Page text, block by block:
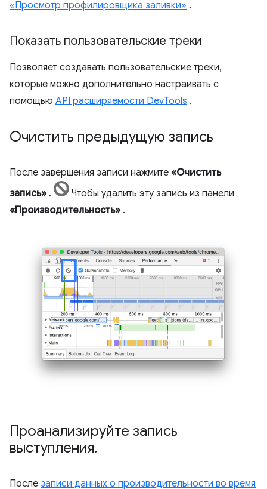
«Просмотр профилировщика заливки» .
Показать пользовательские треки
Позволяет создавать пользовательские треки,
которые можно дополнительно настраивать с
помощью API расширяемости DevTools .
Очистить предыдущую запись
После завершения записи нажмите «Очистить
запись» .
Чтобы удалить эту запись из панели
«Производительность» .
Проанализируйте запись
выступления.
После записи данных о производительности во время